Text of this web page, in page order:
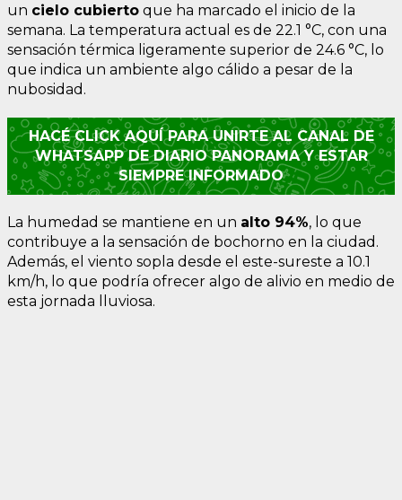
un cielo cubierto que ha marcado el inicio de la
semana. La temperatura actual es de 22.1 °C, con una
sensación térmica ligeramente superior de 24.6 °C, lo
que indica un ambiente algo cálido a pesar de la
nubosidad.
HACÉ CLICK AQUÍ PARA UNIRTE AL CANAL DE
WHATSAPP DE DIARIO PANORAMA Y ESTAR
SIEMPRE INFORMADO
La humedad se mantiene en un alto 94%, lo que
contribuye a la sensación de bochorno en la ciudad.
Además, el viento sopla desde el este-sureste a 10.1
km/h, lo que podría ofrecer algo de alivio en medio de
esta jornada lluviosa.